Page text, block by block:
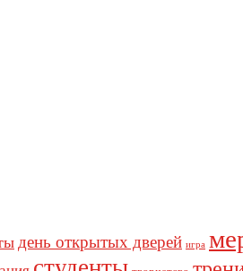
день открытых дверей игра